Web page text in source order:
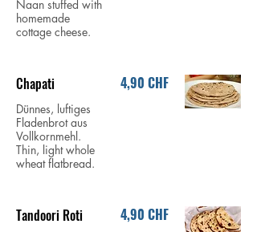
Naan stuffed with
homemade
cottage cheese.
Chapati
Dünnes, luftiges
Fladenbrot aus
Vollkornmehl.
Thin, light whole
wheat flatbread.
4,90 CHF
Tandoori Roti 4,90 CHF